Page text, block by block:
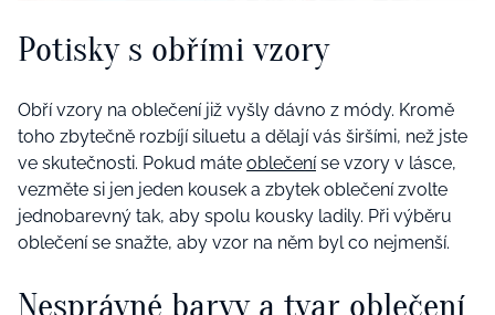
Potisky s obřími vzory
Obří vzory na oblečení již vyšly dávno z módy. Kromě
toho zbytečně rozbíjí siluetu a dělají vás širšími, než jste
ve skutečnosti. Pokud máte oblečeníse vzory v lásce,
vezměte si jen jeden kousek a zbytek oblečení zvolte
jednobarevný tak, aby spolu kousky ladily. Při výběru
oblečení se snažte, aby vzor na něm byl co nejmenší.
Nesprávné barvy a tvar oblečení